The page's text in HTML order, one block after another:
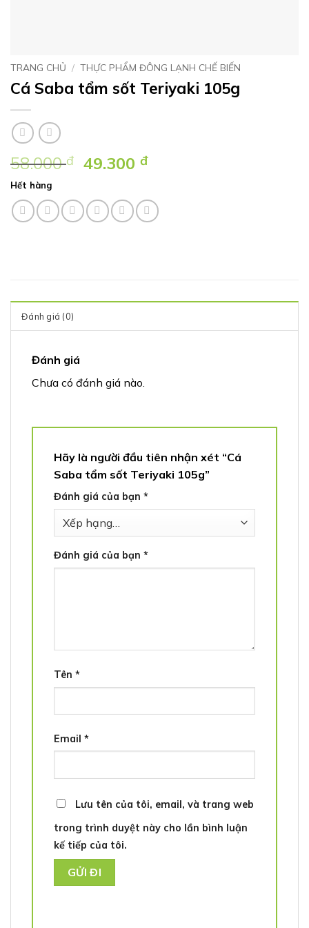
TRANG CHỦ / THỰC PHẨM ĐÔNG LẠNH CHẾ BIẾN
Cá Saba tẩm sốt Teriyaki 105g
58.000đ
Giá
là:
58.000 ₫.
49.300đGiá
tại
là:
49.300 ₫.
Hết hàng
Đánh giá (0)
Đánh giá
Chưa có đánh giá nào.
Hãy là người đầu tiên nhận xét “Cá
Saba tẩm sốt Teriyaki 105g”
Đánh giá của bạn *
Đánh giá của bạn *
Tên *
Email *
Lưu tên của tôi, email, và trang web
trong trình duyệt này cho lần bình luận
kế tiếp của tôi.